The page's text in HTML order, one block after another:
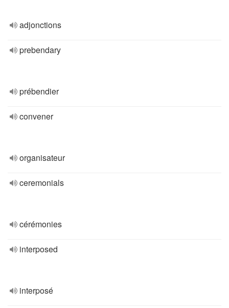
adjonctions
prebendary
prébendier
convener
organisateur
ceremonials
cérémonies
interposed
interposé